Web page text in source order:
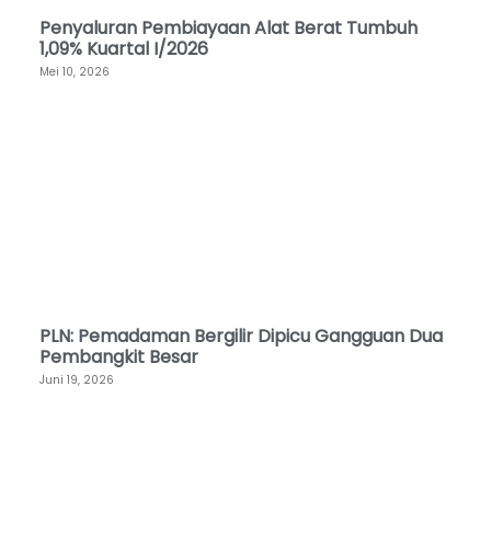
Penyaluran Pembiayaan Alat Berat Tumbuh
1,09% Kuartal I/2026
Mei 10, 2026
PLN: Pemadaman Bergilir Dipicu Gangguan Dua
Pembangkit Besar
Juni 19, 2026